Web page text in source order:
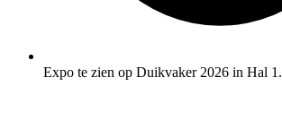
Expo te zien op Duikvaker 2026 in Hal 1.